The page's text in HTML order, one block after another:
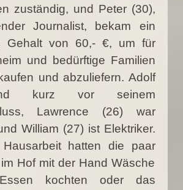
zuständig, und Peter (30),
Journalist, bekam ein
Gehalt von 60,- €, um für
und bedürftige Familien
und abzuliefern. Adolf
kurz vor seinem
Lawrence (26) war
William (27) ist Elektriker.
hatten die paar
Hof mit der Hand Wäsche
kochten oder das